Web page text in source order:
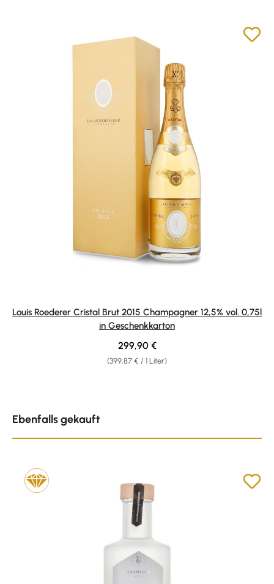
Louis Roederer Cristal Brut 2015 Champagner 12,5% vol. 0,75l
in Geschenkkarton
(399,87 € / 1 Liter)
Regulärer Preis:
299,90 €
Ebenfalls gekauft